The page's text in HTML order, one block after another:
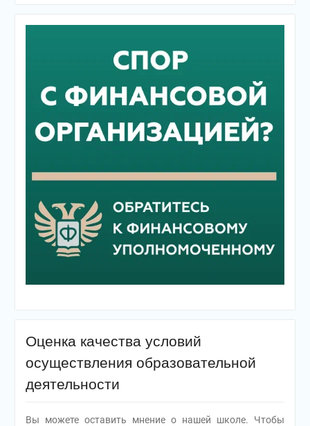
Оценка качества условий
осуществления образовательной
деятельности
Вы можете оставить мнение о нашей школе. Чтобы